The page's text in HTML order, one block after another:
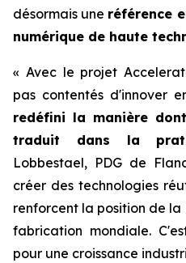
désormais une référence
numérique de haute
« Avec le projet
pas contentés d'innover
redéfini la manière
traduit dans la
Lobbestael, PDG de
créer des technologies
renforcent la position de
fabrication mondiale.
pour une croissance